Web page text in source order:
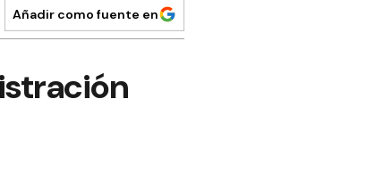
Añadir como fuente en